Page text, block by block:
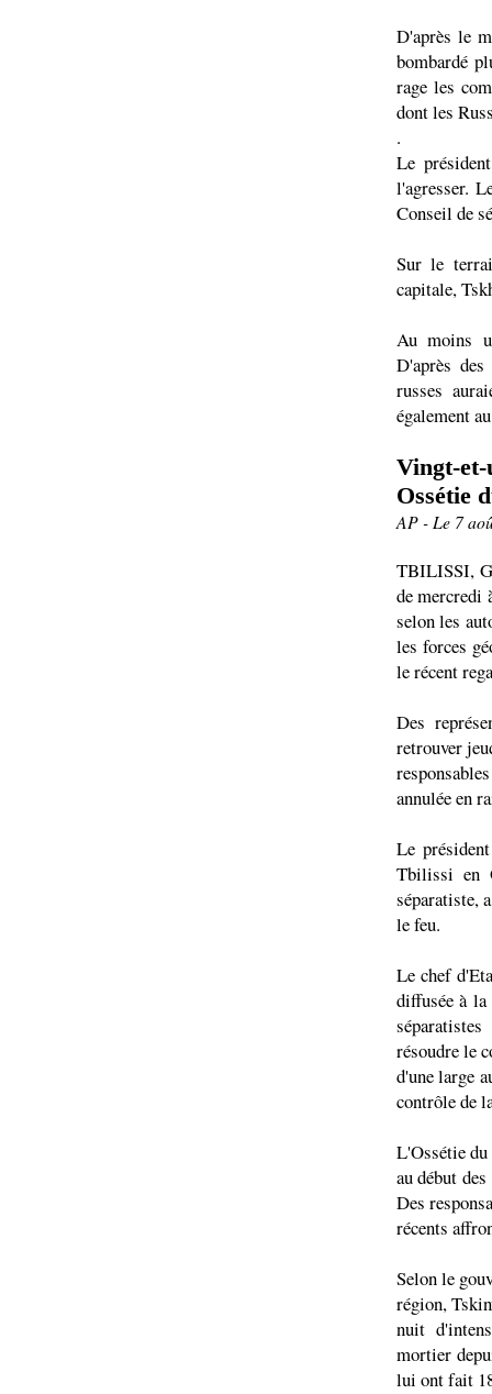
D'après le
bombardé
rage les
dont les
.
Le
l'agresser.
Conseil de
Sur le
capitale,
Au moins
D'après
russes
également
Vingt-et-
Ossétie
AP - Le 7
TBILISSI,
de mercredi
selon les
les forces
le récent
Des
retrouver
annulée en
Le
Tbilissi en
séparatiste,
le feu.
Le chef
diffusée à
résoudre le
d'une large
contrôle de
L'Ossétie
au début
Des
récents
Selon le
région,
nuit
mortier
lui ont fait